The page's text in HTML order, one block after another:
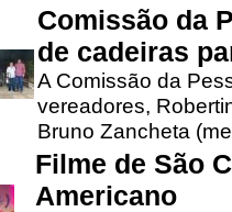
Comissão da
de cadeiras
A Comissão da
vereadores,
Bruno Zancheta
Filme de São
Americano